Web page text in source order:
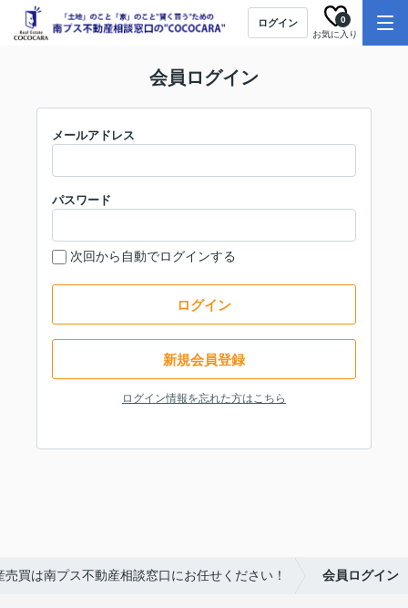
ログイン
お気に入り
0
会員ログイン
メールアドレス
パスワード
次回から自動でログインする
ログイン
新規会員登録
ログイン情報を忘れた方はこちら
買は南プス不動産相談窓口にお任せください！ 会員ログイン